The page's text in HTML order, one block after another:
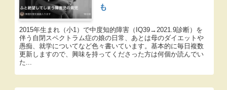
も
2015年生まれ（小1）で中度知的障害（IQ39→2021.9診断）を
伴う自閉スペクトラム症の娘の日常、あとは母のダイエットや
愚痴、就学についてなど色々書いています。基本的に毎日複数
更新しますので、興味を持ってくださった方は何個か読んでい
た...